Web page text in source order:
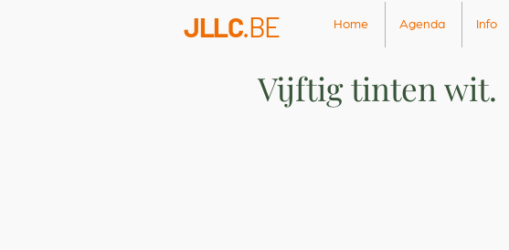
JLLC.BE Home Agenda Info
Vijftig tinten wit.